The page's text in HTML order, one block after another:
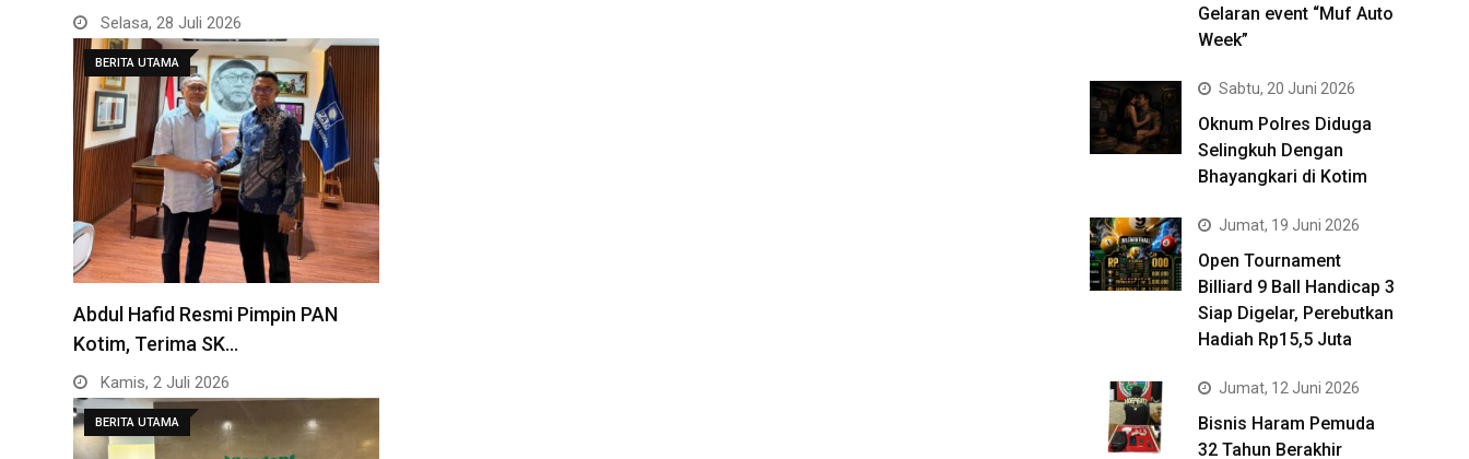
Selasa, 28 Juli 2026
BERITA UTAMA
Abdul Hafid Resmi Pimpin PAN
Kotim, Terima SK…
Kamis, 2 Juli 2026
BERITA UTAMA
Gelaran event “Muf Auto
Week”
Sabtu, 20 Juni 2026
Oknum Polres Diduga
Selingkuh Dengan
Bhayangkari di Kotim
Jumat, 19 Juni 2026
Open Tournament
Billiard 9 Ball Handicap 3
Siap Digelar, Perebutkan
Hadiah Rp15,5 Juta
Jumat, 12 Juni 2026
Bisnis Haram Pemuda
32 Tahun Berakhir